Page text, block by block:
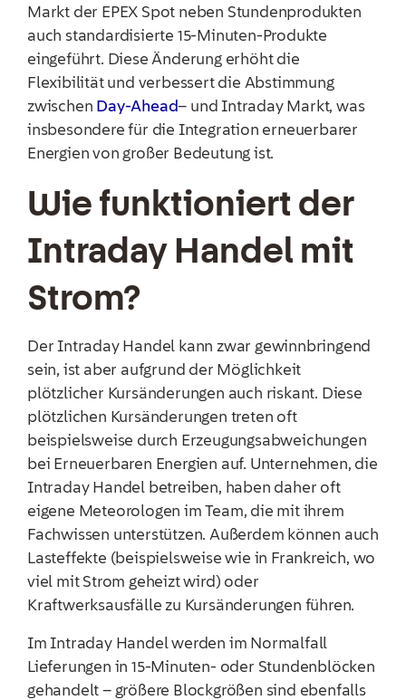
Markt der EPEX Spot neben Stundenprodukten
auch standardisierte 15-Minuten-Produkte
eingeführt. Diese Änderung erhöht die
Flexibilität und verbessert die Abstimmung
zwischen Day-Ahead– und Intraday Markt, was
insbesondere für die Integration erneuerbarer
Energien von großer Bedeutung ist.
Wie funktioniert der
Intraday Handel mit
Strom?
Der Intraday Handel kann zwar gewinnbringend
sein, ist aber aufgrund der Möglichkeit
plötzlicher Kursänderungen auch riskant. Diese
plötzlichen Kursänderungen treten oft
beispielsweise durch Erzeugungsabweichungen
bei Erneuerbaren Energien auf. Unternehmen, die
Intraday Handel betreiben, haben daher oft
eigene Meteorologen im Team, die mit ihrem
Fachwissen unterstützen. Außerdem können auch
Lasteffekte (beispielsweise wie in Frankreich, wo
viel mit Strom geheizt wird) oder
Kraftwerksausfälle zu Kursänderungen führen.
Im Intraday Handel werden im Normalfall
Lieferungen in 15-Minuten- oder Stundenblöcken
gehandelt – größere Blockgrößen sind ebenfalls